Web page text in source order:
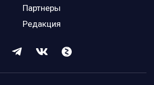
Партнеры
Редакция